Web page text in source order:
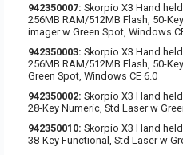
942350007: Skorpio X3 Hand
256MB RAM/512MB Flash, 50-
imager w Green Spot, Windows
942350003: Skorpio X3 Hand
256MB RAM/512MB Flash, 50-
Green Spot, Windows CE 6.0
942350002: Skorpio X3 Hand
28-Key Numeric, Std Laser w
942350010: Skorpio X3 Hand
38-Key Functional, Std Laser w